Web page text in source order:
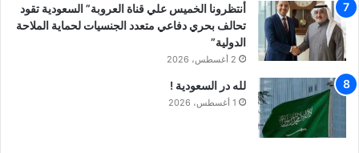
أنتظرونا الخميس علي قناة العروبة” السعودية تقود
تحالف بحري دفاعي متعدد الجنسيات لحماية الملاحة
الدولية”
2 أغسطس، 2026
لله در السعودية !
1 أغسطس، 2026